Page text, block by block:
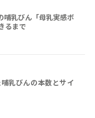
哺乳びん「母乳実感ボ
るまで
乳びんの本数とサイ